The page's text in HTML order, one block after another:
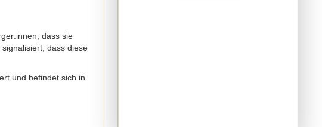
dass sie
dass diese
und befindet sich in